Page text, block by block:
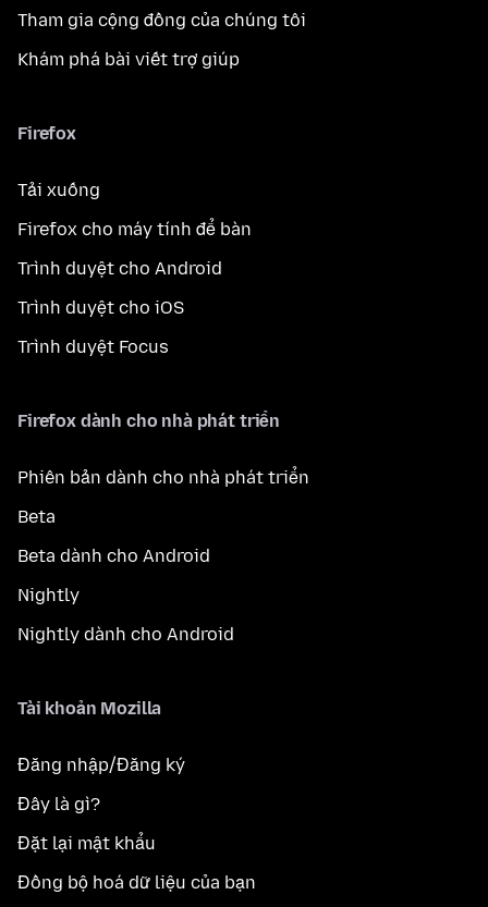
Tham gia cộng đồng của chúng tôi
Khám phá bài viết trợ giúp
Firefox
Tải xuống
Firefox cho máy tính để bàn
Trình duyệt cho Android
Trình duyệt cho iOS
Trình duyệt Focus
Firefox dành cho nhà phát triển
Phiên bản dành cho nhà phát triển
Beta
Beta dành cho Android
Nightly
Nightly dành cho Android
Tài khoản Mozilla
Đăng nhập/Đăng ký
Đây là gì?
Đặt lại mật khẩu
Đồng bộ hoá dữ liệu của bạn